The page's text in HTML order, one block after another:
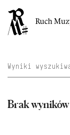
Ruch
Brak wyników